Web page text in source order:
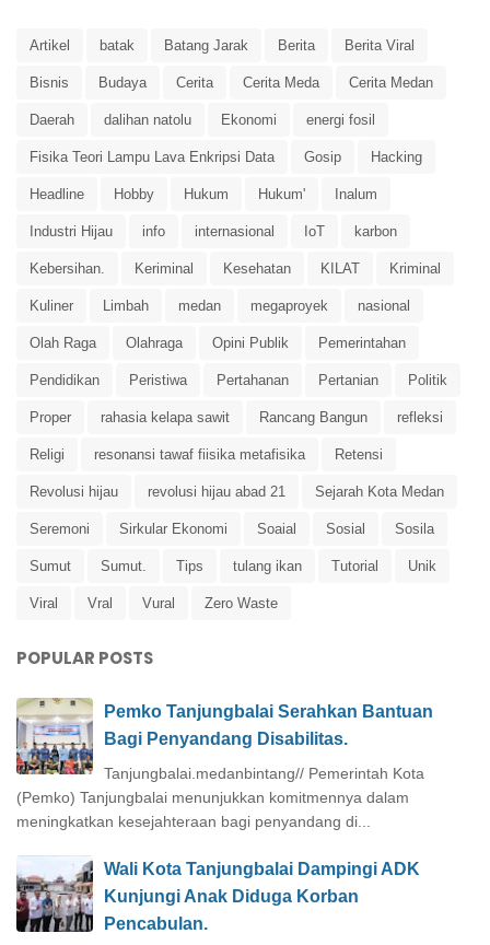
Artikel batak Batang Jarak Berita Berita Viral
Bisnis Budaya Cerita Cerita Meda Cerita Medan
Daerah dalihan natolu Ekonomi energi fosil
Fisika Teori Lampu Lava Enkripsi Data Gosip Hacking
Headline Hobby Hukum Hukum' Inalum
Industri Hijau info internasional IoT karbon
Kebersihan. Keriminal Kesehatan KILAT Kriminal
Kuliner Limbah medan megaproyek nasional
Olah Raga Olahraga Opini Publik Pemerintahan
Pendidikan Peristiwa Pertahanan Pertanian Politik
Proper rahasia kelapa sawit Rancang Bangun refleksi
Religi resonansi tawaf fiisika metafisika Retensi
Revolusi hijau revolusi hijau abad 21 Sejarah Kota Medan
Seremoni Sirkular Ekonomi Soaial Sosial Sosila
Sumut Sumut. Tips tulang ikan Tutorial Unik
Viral Vral Vural Zero Waste
POPULAR POSTS
Pemko Tanjungbalai Serahkan Bantuan
Bagi Penyandang Disabilitas.
Tanjungbalai.medanbintang// Pemerintah Kota
(Pemko) Tanjungbalai menunjukkan komitmennya dalam
meningkatkan kesejahteraan bagi penyandang di...
Wali Kota Tanjungbalai Dampingi ADK
Kunjungi Anak Diduga Korban
Pencabulan.